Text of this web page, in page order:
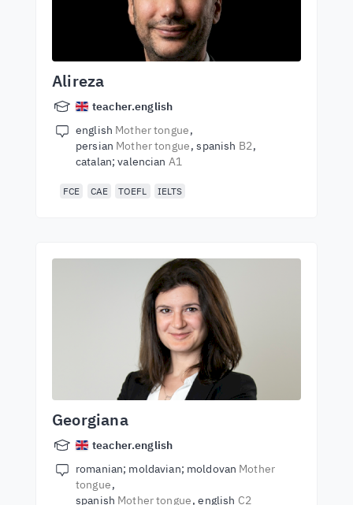
Alireza
teacher.english
english Mother tongue
persian Mother tongue spanish B2
catalan; valencian A1
FCE CAE TOEFL IELTS
Georgiana
teacher.english
romanian; moldavian; moldovan Mother
tongue
spanish Mother tongue english C2